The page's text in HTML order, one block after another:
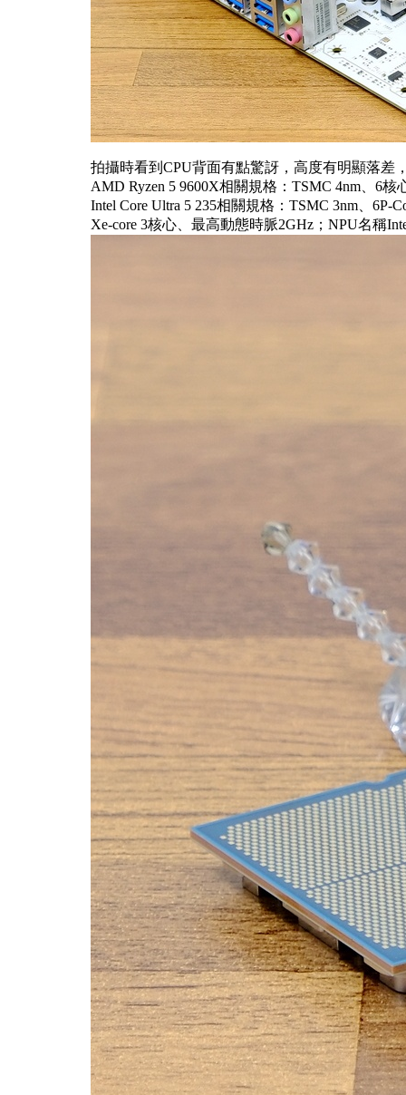
拍攝時看到CPU背面有點驚訝，高度有明顯落差
AMD Ryzen 5 9600X相關規格：TSMC 4nm、6
Intel Core Ultra 5 235相關規格：TSMC 3nm、6P-
Xe-core 3核心、最高動態時脈2GHz；NPU名稱